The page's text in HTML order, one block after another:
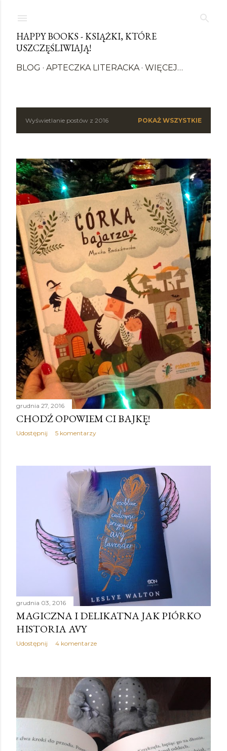
HAPPY BOOKS - KSIĄŻKI, KTÓRE
USZCZĘŚLIWIAJĄ!
BLOG APTECZKA LITERACKA WIĘCEJ…
P
s
t
y
Wyświetlanie postów z 2016 POKAŻ WSZYSTKIE
grudnia 27, 2016
CHODŹ OPOWIEM CI BAJKĘ!
Udostępnij 5 komentarzy
grudnia 03, 2016
MAGICZNA I DELIKATNA JAK PIÓRKO
HISTORIA AVY
Udostępnij 4 komentarze